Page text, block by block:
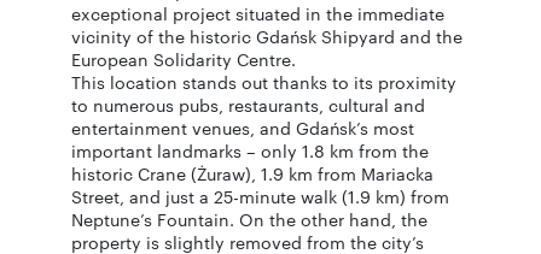
exceptional project situated in the immediate
vicinity of the historic Gdańsk Shipyard and the
European Solidarity Centre.
This location stands out thanks to its proximity
to numerous pubs, restaurants, cultural and
entertainment venues, and Gdańsk’s most
important landmarks – only 1.8 km from the
historic Crane (Żuraw), 1.9 km from Mariacka
Street, and just a 25-minute walk (1.9 km) from
Neptune’s Fountain. On the other hand, the
property is slightly removed from the city’s